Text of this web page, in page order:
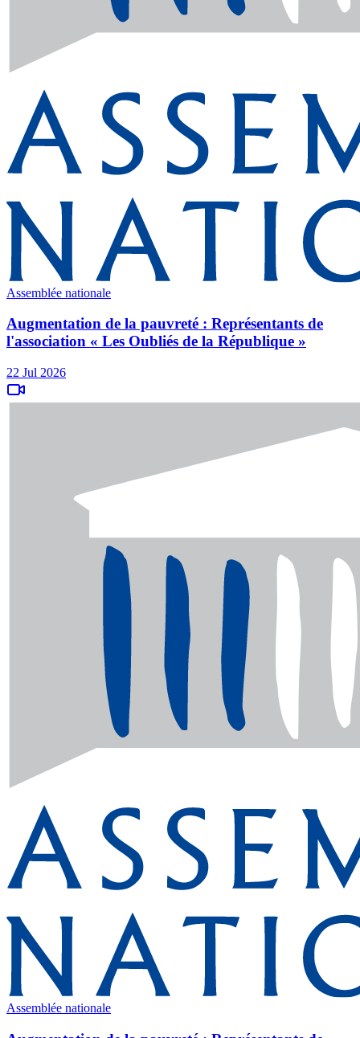
Assemblée nationale
Augmentation de la pauvreté : Représentants de
l'association « Les Oubliés de la République »
22 Jul 2026
Assemblée nationale